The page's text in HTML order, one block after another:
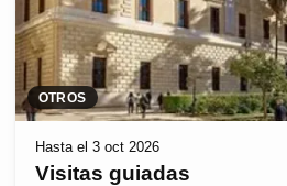
OTROS
Hasta el 3 oct 2026
Visitas guiadas